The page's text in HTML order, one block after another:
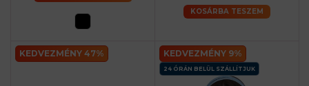
KOSÁRBA TESZEM
KEDVEZMÉNY 47% KEDVEZMÉNY 9%
24 ÓRÁN BELÜL SZÁLLÍTJUK